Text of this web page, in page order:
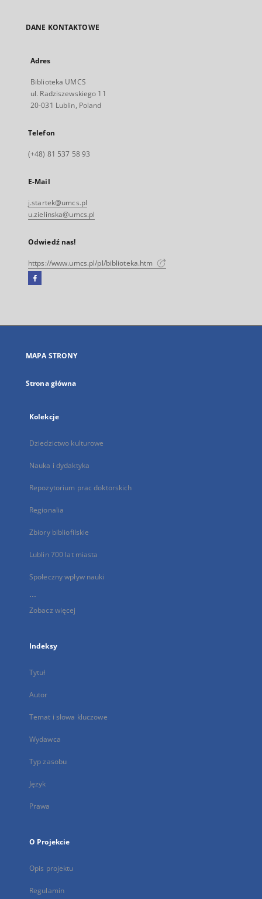
DANE KONTAKTOWE
Adres
Biblioteka UMCS
ul. Radziszewskiego 11
20-031 Lublin, Poland
Telefon
(+48) 81 537 58 93
E-Mail
j.startek@umcs.pl
u.zielinska@umcs.pl
Odwiedź nas!
https://www.umcs.pl/pl/biblioteka.htm
Facebook
się
karcie
MAPA STRONY
Strona główna
Kolekcje
Dziedzictwo kulturowe
Nauka i dydaktyka
Repozytorium prac doktorskich
Regionalia
Zbiory bibliofilskie
Lublin 700 lat miasta
Społeczny wpływ nauki
...
Zobacz więcej
Indeksy
Tytuł
Autor
Temat i słowa kluczowe
Wydawca
Typ zasobu
Język
Prawa
O Projekcie
Opis projektu
Regulamin